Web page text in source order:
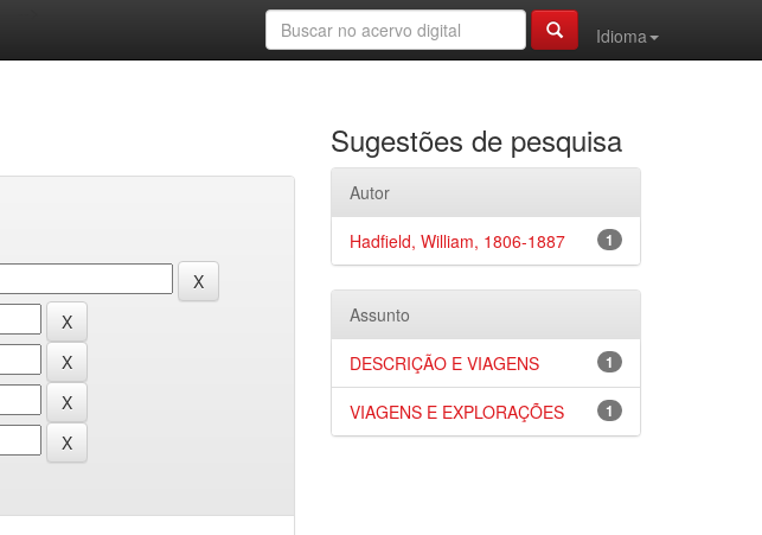
Idioma
Sugestões de pesquisa
Autor
1
Hadfield, William, 1806-1887
Assunto
1
DESCRIÇÃO E VIAGENS
1
VIAGENS E EXPLORAÇÕES